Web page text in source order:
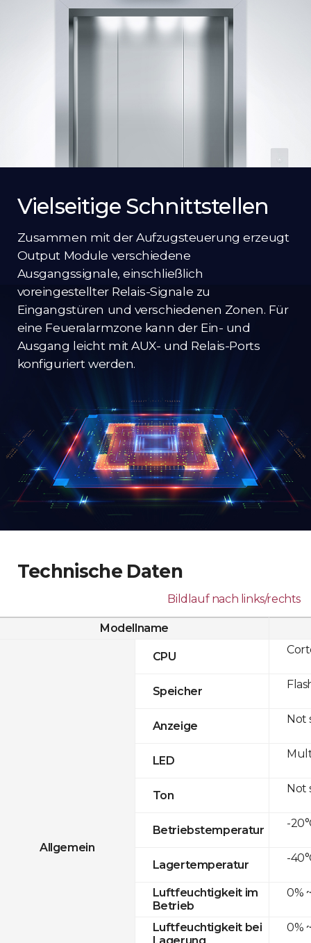
Vielseitige Schnittstellen
Zusammen mit der Aufzugsteuerung erzeugt
Output Module verschiedene
Ausgangssignale, einschließlich
voreingestellter Relais-Signale zu
Eingangstüren und verschiedenen Zonen. Für
eine Feueralarmzone kann der Ein- und
Ausgang leicht mit AUX- und Relais-Ports
konfiguriert werden.
Technische Daten
Bildlauf nach links/rechts
Modellname
Allgemein
CPU
Speicher
Anzeige
LED
Ton
Betriebstemperatur
Lagertemperatur
Luftfeuchtigkeit im
Betrieb
Luftfeuchtigkeit bei
Not
Not
-
-
0%
0%